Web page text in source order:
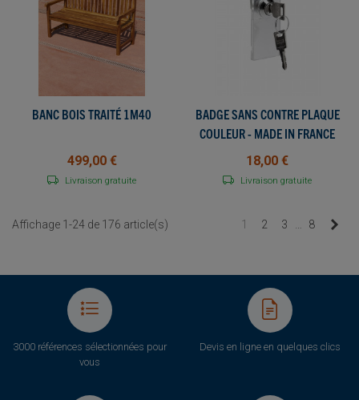
BANC BOIS TRAITÉ 1M40
499,00 €
Livraison gratuite
BADGE SANS CONTRE PLAQUE
COULEUR - MADE IN FRANCE
18,00 €
Livraison gratuite
Affichage 1-24 de 176 article(s) 1 2 3 8
3000 références sélectionnées pour
vous
Devis en ligne en quelques clics